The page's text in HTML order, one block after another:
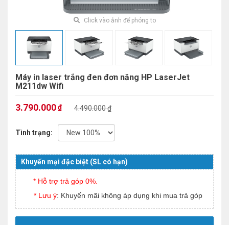
Click vào ảnh để phóng to
Máy in laser trắng đen đơn năng HP LaserJet
M211dw Wifi
3.790.000₫ 4.490.000 ₫
Tình trạng:
Khuyến mại đặc biệt (SL có hạn)
* Hỗ trợ trả góp 0%.
* Lưu ý: Khuyến mãi không áp dụng khi mua trả góp